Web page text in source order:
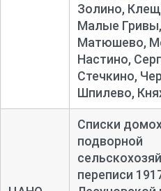
Золино,
Малые Гривы,
Матюшево,
Настино,
Стечкино,
Шпилево,
Списки
подворной
переписи